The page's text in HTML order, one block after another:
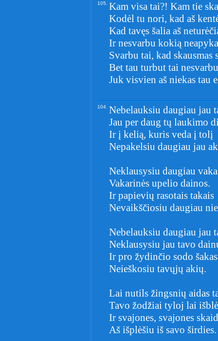
105. Kam visa tai?! Kam tie
Kodėl tu nori, kad aš
Kad tavęs šalia aš
Ir nesvarbu kokią
Svarbu tai, kad skausmas
Bet tau turbut tai
Juk visvien aš niekas tau
104. Nebelauksiu daugiau jau
Jau per daug tų laukimo
Ir į kelią, kuris veda į tolį
Nepakelsiu daugiau jau
Neklausysiu daugiau
Vakarinės upelio dainos.
Ir papievių rasotais takais
Nevaikščiosiu daugiau
Nebelauksiu daugiau jau
Neklausysiu jau tavo
Ir pro žydinčio sodo šakas
Neieškosiu tavųjų akių.
Lai nutils žingsnių aidas
Tavo žodžiai tyloj lai
Ir svajones, svajones
Aš išplėšiu iš savo širdies.